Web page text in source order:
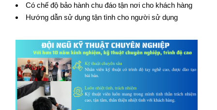
Có chế độ bảo hành chu đáo tận nơi cho khách hàng
Hướng dẫn sử dụng tận tình cho người sử dụng